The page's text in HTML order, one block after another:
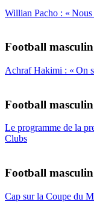
Willian Pacho : « Nous
Football masculin
Achraf Hakimi : « On
Football masculin
Le programme de la
Clubs
Football masculin
Cap sur la Coupe du